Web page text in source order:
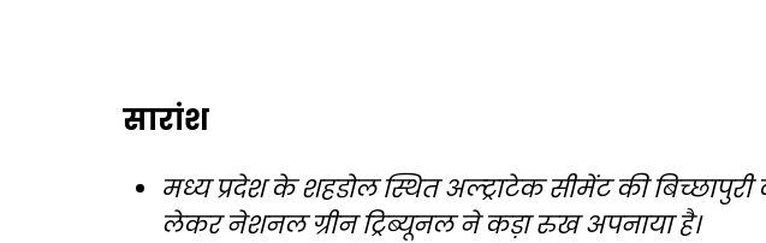
सारांश
मध्य प्रदेश के शहडोल स्थित अल्ट्राटेक सीमेंट की
लेकर नेशनल ग्रीन ट्रिब्यूनल ने कड़ा रुख अपनाया है।